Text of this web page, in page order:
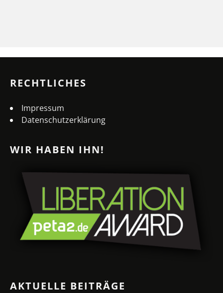
RECHTLICHES
Impressum
Datenschutzerklärung
WIR HABEN IHN!
AKTUELLE BEITRÄGE